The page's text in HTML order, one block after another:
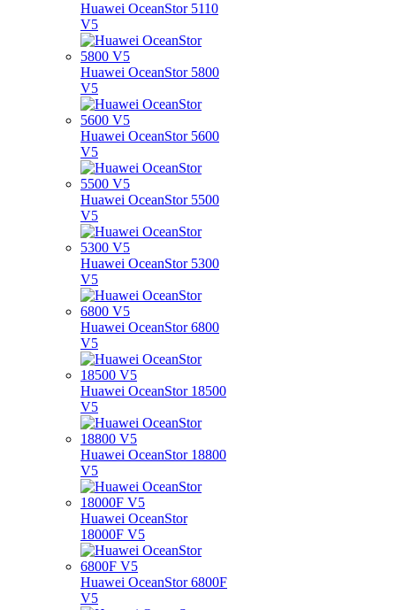
Huawei OceanStor 5110
V5
Huawei OceanStor 5800
V5
Huawei OceanStor 5600
V5
Huawei OceanStor 5500
V5
Huawei OceanStor 5300
V5
Huawei OceanStor 6800
V5
Huawei OceanStor 18500
V5
Huawei OceanStor 18800
V5
Huawei OceanStor
18000F V5
Huawei OceanStor 6800F
V5